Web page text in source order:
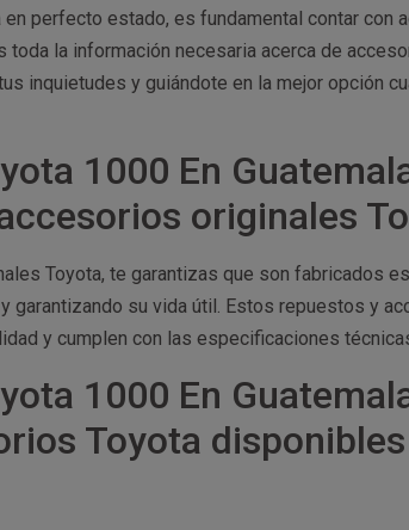
en perfecto estado, es fundamental contar con
toda la información necesaria acerca de
inquietudes y guiándote en la mejor opción
1000 En
originales
Toyota, te garantizas que son fabricados
garantizando su vida útil. Estos repuestos y
y cumplen con las especificaciones
1000 En
Toyota